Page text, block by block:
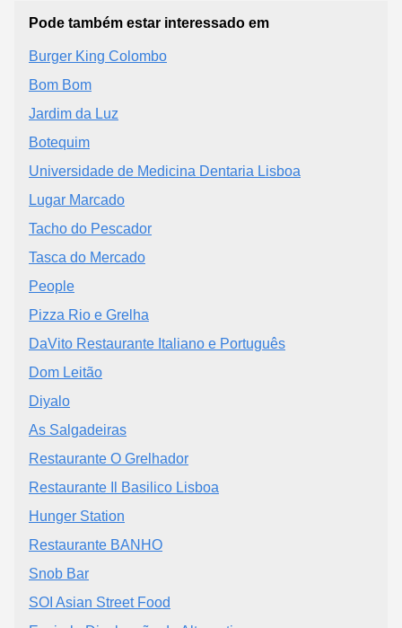
Pode também estar interessado em
Burger King Colombo
Bom Bom
Jardim da Luz
Botequim
Universidade de Medicina Dentaria Lisboa
Lugar Marcado
Tacho do Pescador
Tasca do Mercado
People
Pizza Rio e Grelha
DaVito Restaurante Italiano e Português
Dom Leitão
Diyalo
As Salgadeiras
Restaurante O Grelhador
Restaurante Il Basilico Lisboa
Hunger Station
Restaurante BANHO
Snob Bar
SOI Asian Street Food